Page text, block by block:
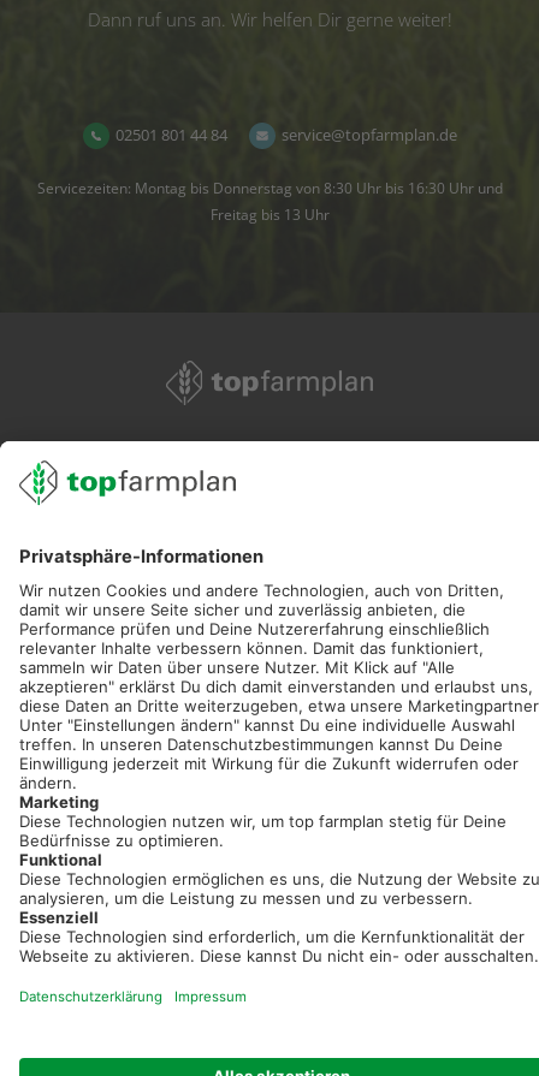
Dann ruf uns an. Wir helfen Dir gerne weiter!
02501 801 44 84 service@topfarmplan.de
Servicezeiten: Montag bis Donnerstag von 8:30 Uhr bis 16:30 Uhr und
Freitag bis 13 Uhr
service@topfarmplan.de
Sei immer auf dem Laufenden!
Neue Features, spannende Tipps und hilfreiche Anleitungen!
Registriere dich kostenlos!
einfach und bequem!
Kostenlos registrieren & sofort starten
Impressum Kontakt & Hilfe